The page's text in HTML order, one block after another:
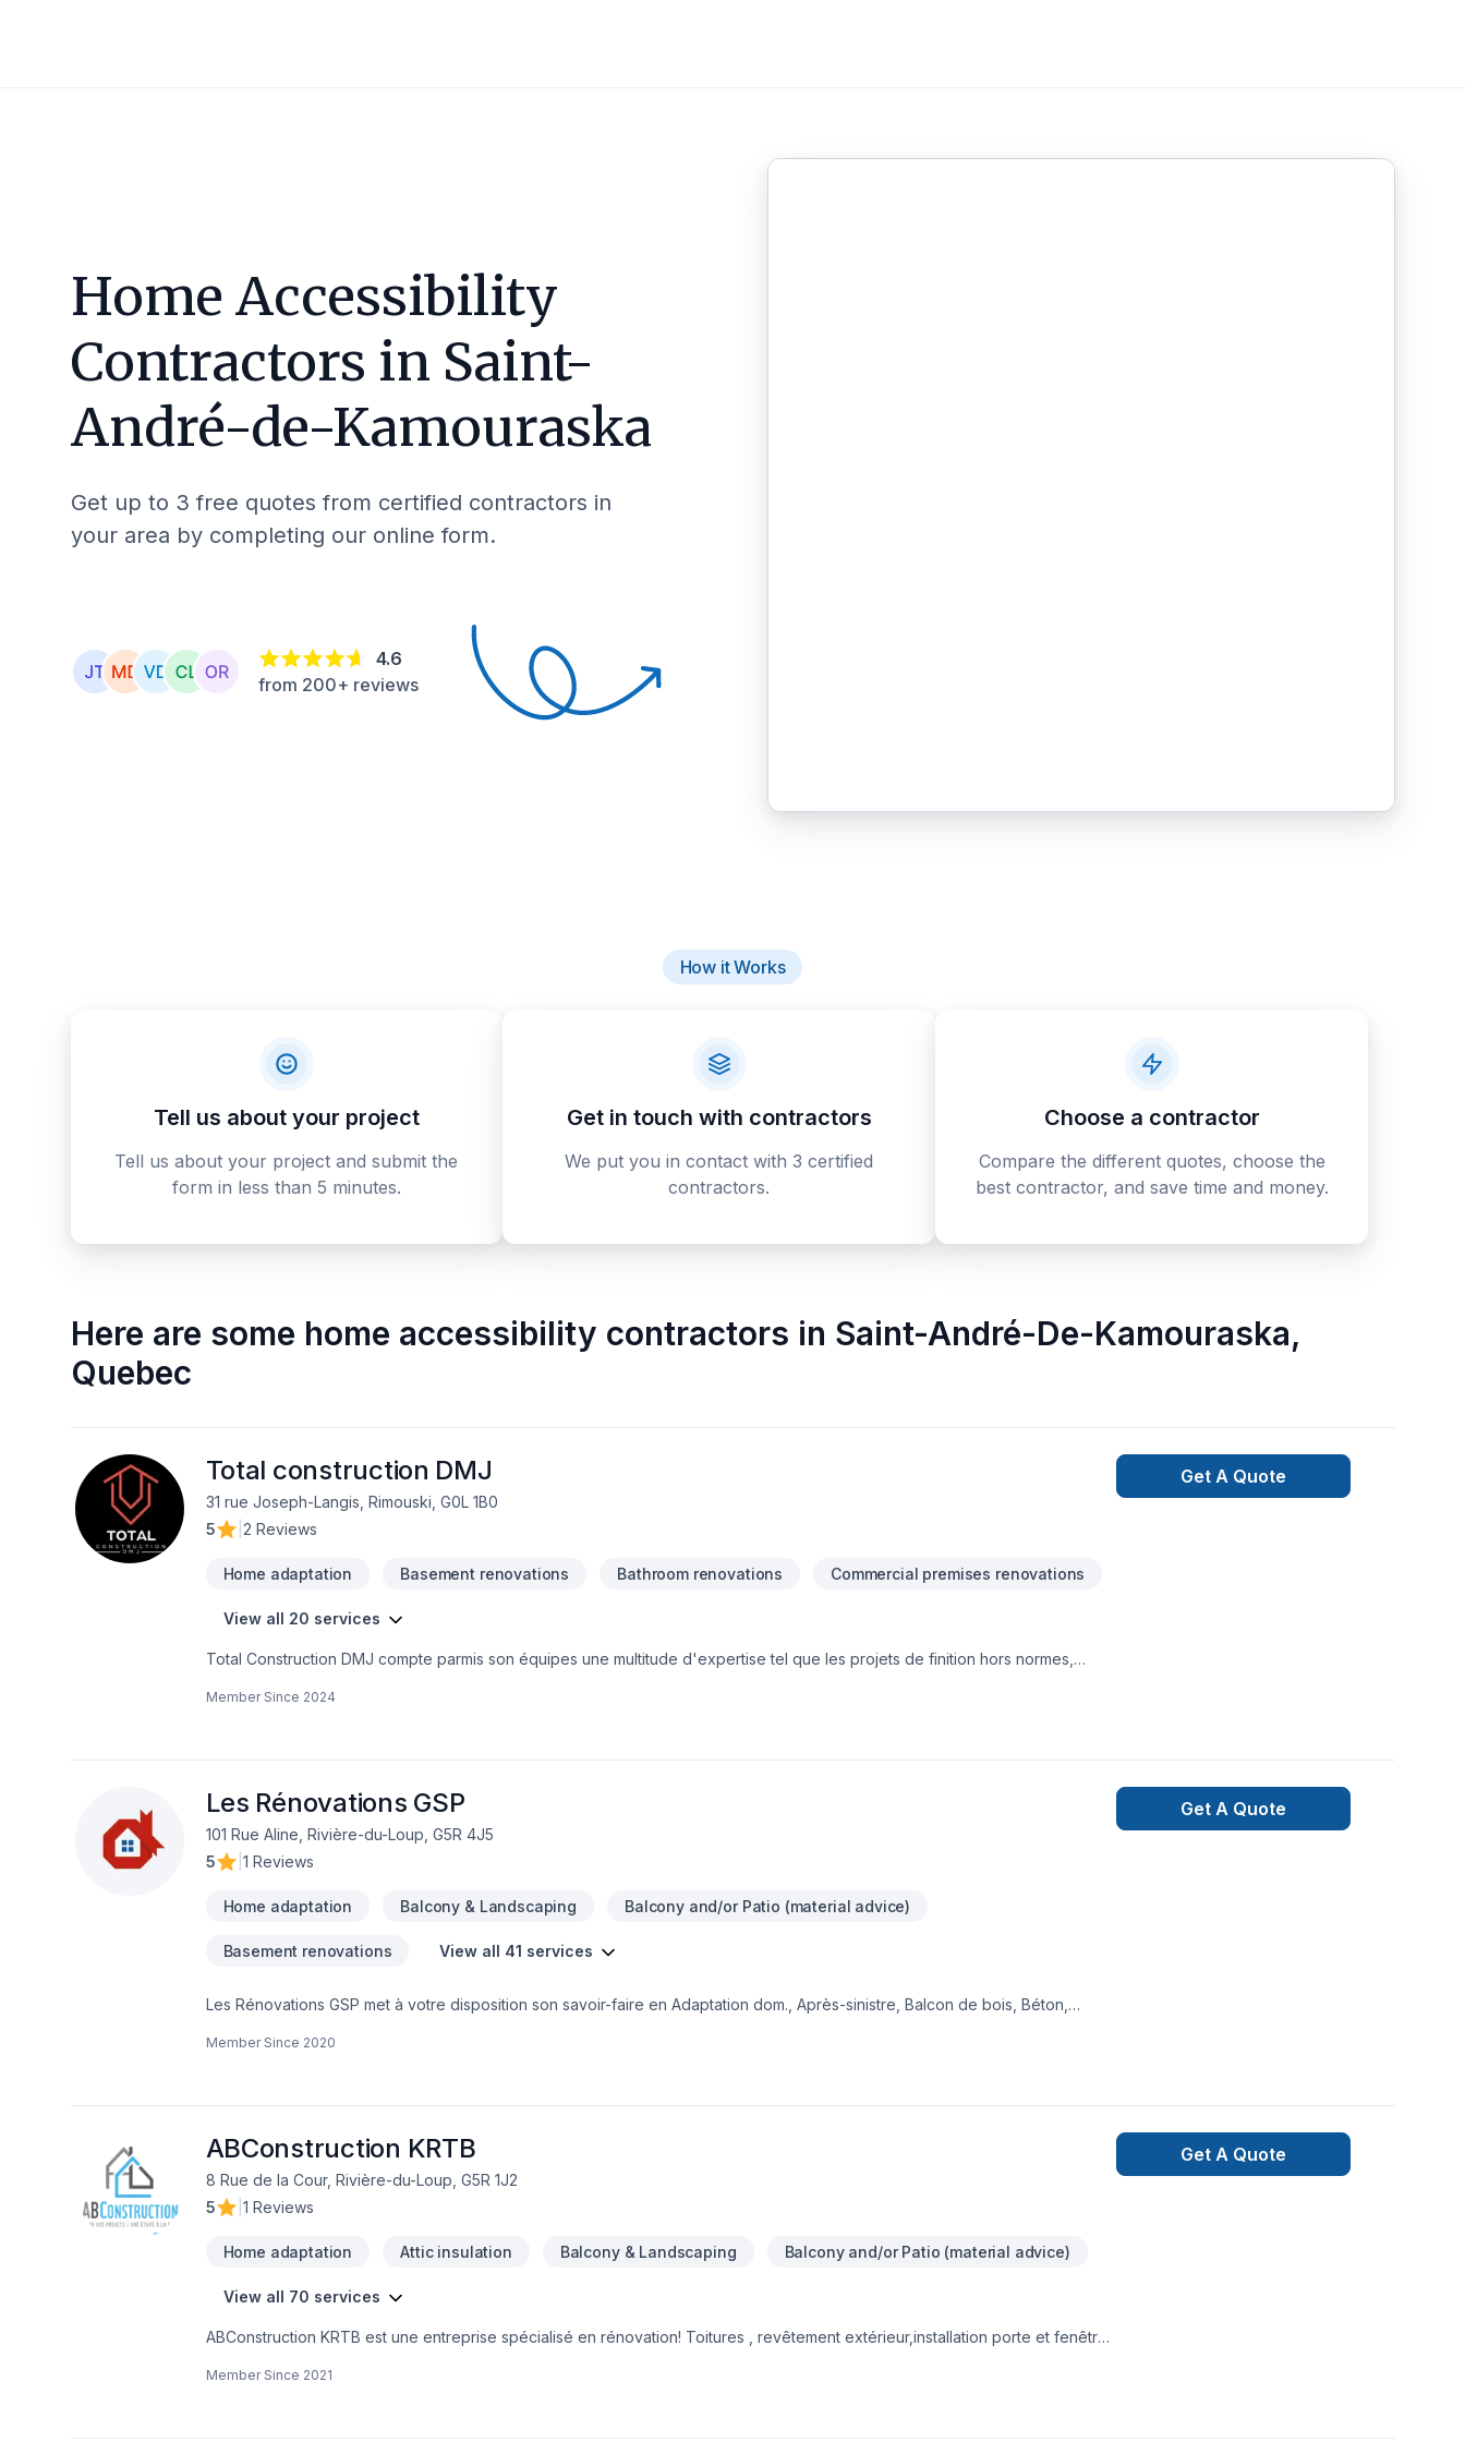
Home Accessibility
Contractors in Saint-
André-de-Kamouraska
Get up to 3 free quotes from certified contractors in
your area by completing our online form.
4.6
from 200+ reviews
How it Works
Tell us about your project
Tell us about your project and submit the
form in less than 5 minutes.
Get in touch with contractors
We put you in contact with 3 certified
contractors.
Choose a contractor
Compare the different quotes, choose the
best contractor, and save time and money.
Here are some home accessibility contractors in Saint-André-De-Kamouraska,
Quebec
Total construction DMJ
31 rue Joseph-Langis, Rimouski, G0L 1B0
5
2 Reviews
Home adaptation Basement renovations Bathroom renovations Commercial premises renovations
View all 20 services
Total Construction DMJ compte parmis son équipes une multitude d'expertise tel que les projets de finition hors normes,
de vos idées votre réalité et concrétiser vos projets avec un accompagnement complet.
Member Since 2024
Get A Quote
Les Rénovations GSP
101 Rue Aline, Rivière-du-Loup, G5R 4J5
5
1 Reviews
Home adaptation Balcony & Landscaping Balcony and/or Patio (material advice)
Basement renovations View all 41 services
Les Rénovations GSP met à votre disposition son savoir-faire en Adaptation dom., Après-sinistre, Balcon de bois, Béton,
extérieur, Salle de bain, Sous-sol, Tirage de joint, Toiture pour embellir vos espaces à Bas St-Laurent. Notre équipe
Member Since 2020
Get A Quote
ABConstruction KRTB
8 Rue de la Cour, Rivière-du-Loup, G5R 1J2
5
1 Reviews
Home adaptation Attic insulation Balcony & Landscaping Balcony and/or Patio (material advice)
View all 70 services
ABConstruction KRTB est une entreprise spécialisé en rénovation! Toitures , revêtement extérieur,installation porte et fenêtre
Member Since 2021
Get A Quote